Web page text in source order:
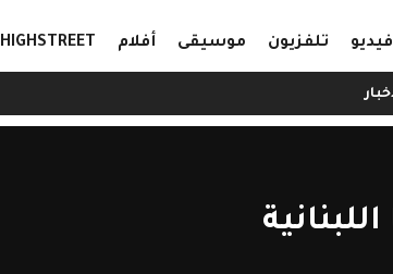
فيديو تلفزيون موسيقى أفلام HIGHSTREET